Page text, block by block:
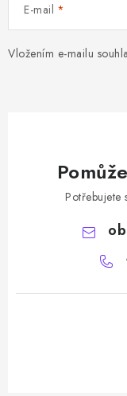
E-mail
Vložením e-mailu
Potřebujete